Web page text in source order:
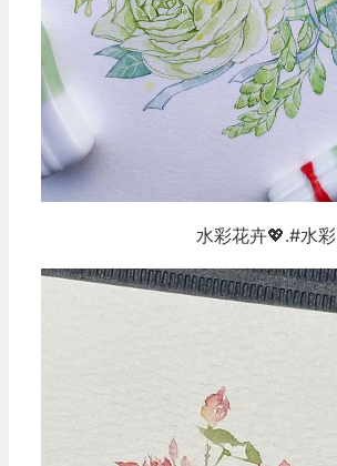
水彩花卉💖.#水彩